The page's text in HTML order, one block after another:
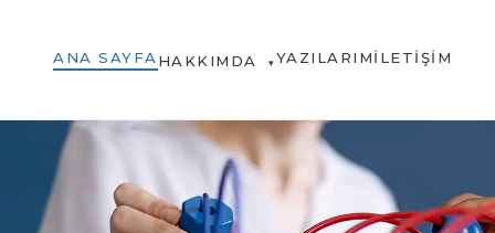
ANA SAYFA HAKKIMDA ▾YAZILARIMİLETIŞIM